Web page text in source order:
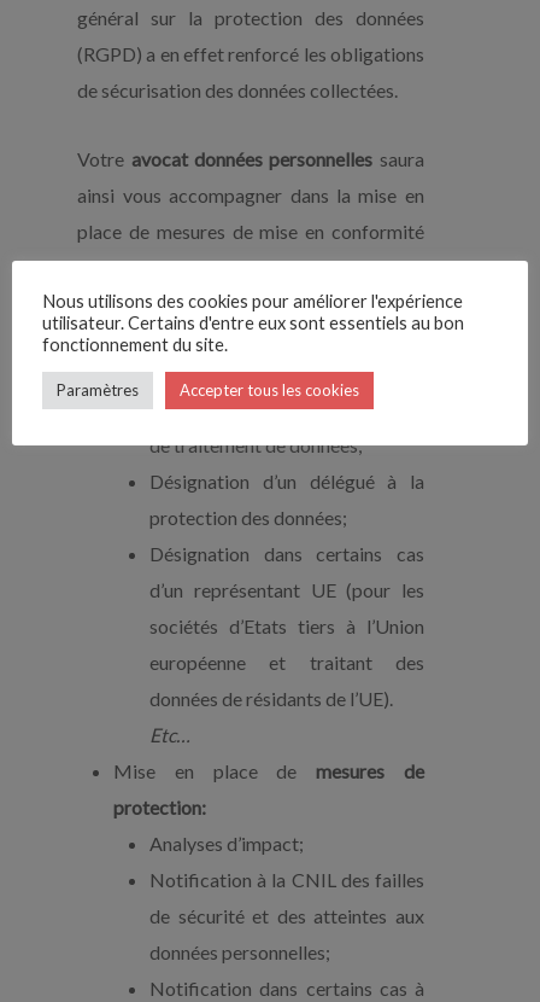
général sur la protection des données
(RGPD) a en effet renforcé les obligations
de sécurisation des données collectées.
Votre avocat données personnelles saura
ainsi vous accompagner dans la mise en
place de mesures de mise en conformité
avec les exigences du RGPD:
Mise en place demesures
organisationnelles:
Tenue d’un registre des activités
de traitement de données;
Désignation d’un délégué à la
protection des données;
Désignation dans certains cas
d’un représentant UE (pour les
sociétés d’Etats tiers à l’Union
européenne et traitant des
données de résidants de l’UE).
Etc…
Mise en place de mesures de
protection:
Analyses d’impact;
Notification à la CNIL des failles
de sécurité et des atteintes aux
données personnelles;
Notification dans certains cas à
Nous utilisons des cookies pour améliorer l'expérience
utilisateur. Certains d'entre eux sont essentiels au bon
fonctionnement du site.
Paramètres Accepter tous les cookies